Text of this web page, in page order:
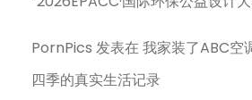
PornPics 发表在我家装了ABC空
四季的真实生活记录